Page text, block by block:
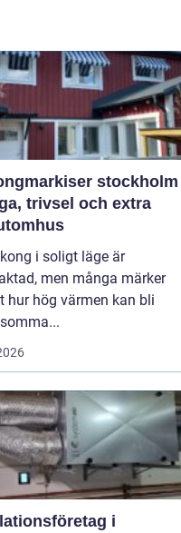
stockholm
trivsel och extra
i soligt läge är
men många märker
hur hög värmen kan bli
i